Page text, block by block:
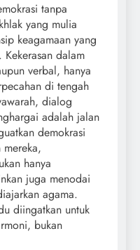
tanpa
yang mulia
keagamaan yang
dalam
verbal, hanya
di tengah
dialog
adalah jalan
demokrasi
hanya
juga menodai
agama.
diingatkan untuk
bukan